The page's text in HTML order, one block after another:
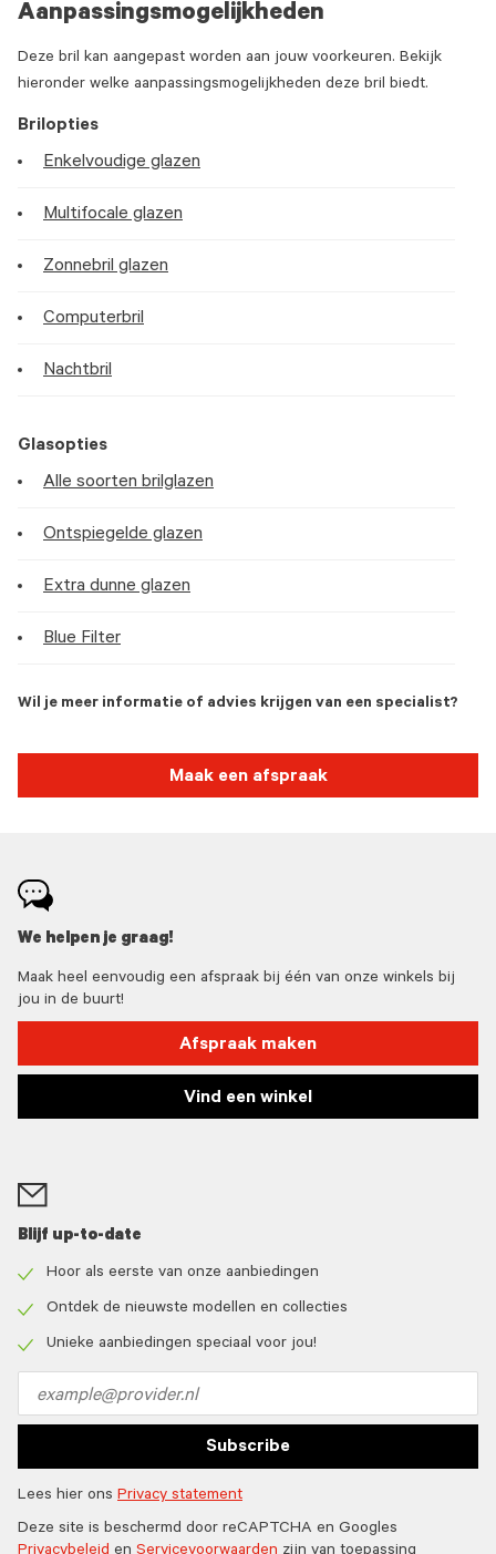
Aanpassingsmogelijkheden
Deze bril kan aangepast worden aan jouw voorkeuren. Bekijk
hieronder welke aanpassingsmogelijkheden deze bril biedt.
Brilopties
Enkelvoudige glazen
Multifocale glazen
Zonnebril glazen
Computerbril
Nachtbril
Glasopties
Alle soorten brilglazen
Ontspiegelde glazen
Extra dunne glazen
Blue Filter
Wil je meer informatie of advies krijgen van een specialist?
Maak een afspraak
We helpen je graag!
Maak heel eenvoudig een afspraak bij één van onze winkels bij
jou in de buurt!
Afspraak maken
Vind een winkel
Blijf up-to-date
icon
Hoor als eerste van onze aanbiedingen
icon
Ontdek de nieuwste modellen en collecties
Unieke aanbiedingen speciaal voor jou!
address
Subscribe
Lees hier ons Privacy statement
Deze site is beschermd door reCAPTCHA en Googles